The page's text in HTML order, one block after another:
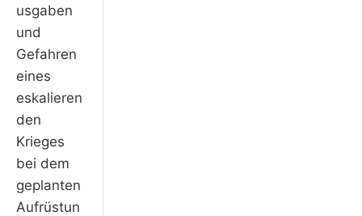
usgaben
und
Gefahren
eines
eskalieren
den
Krieges
bei dem
geplanten
Aufrüstun